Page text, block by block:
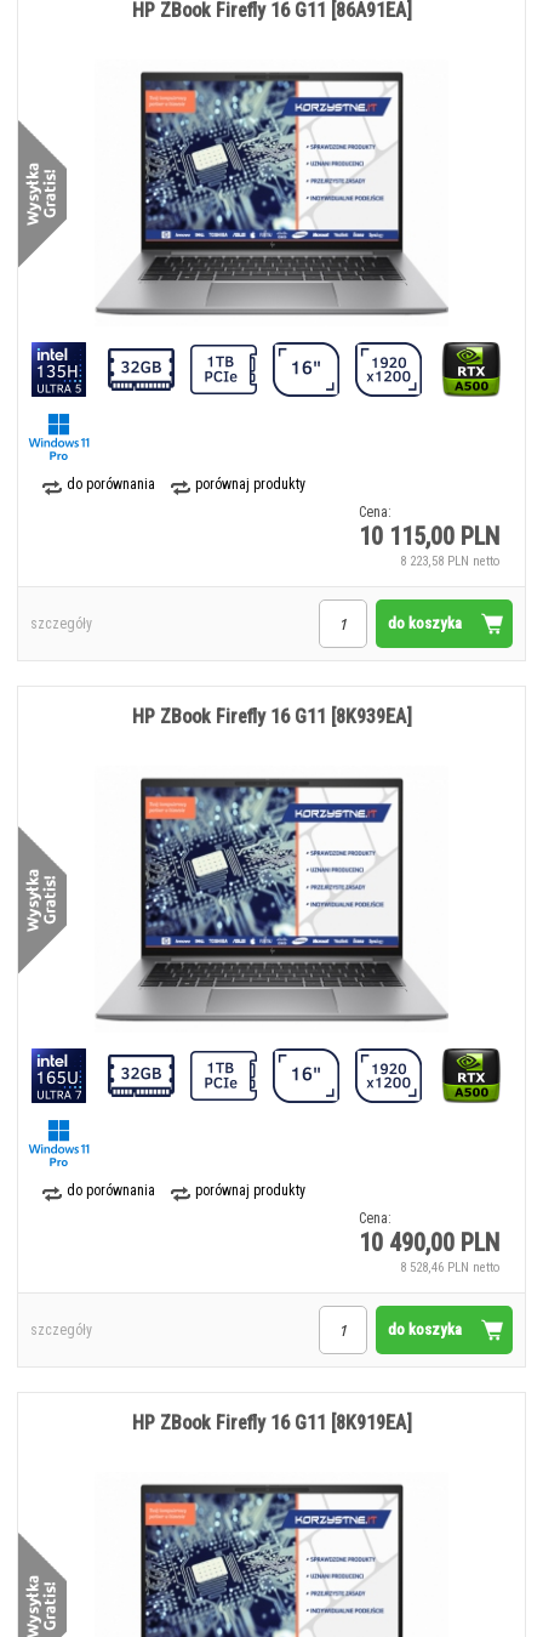
do porównania
porównaj produkty
Cena:
10 115,00 PLN
8 223,58 PLN netto
HP ZBook Firefly 16 G11 [86A91EA]
do koszyka
szczegóły
do porównania
porównaj produkty
Cena:
10 490,00 PLN
8 528,46 PLN netto
HP ZBook Firefly 16 G11 [8K939EA]
do koszyka
szczegóły
HP ZBook Firefly 16 G11 [8K919EA]